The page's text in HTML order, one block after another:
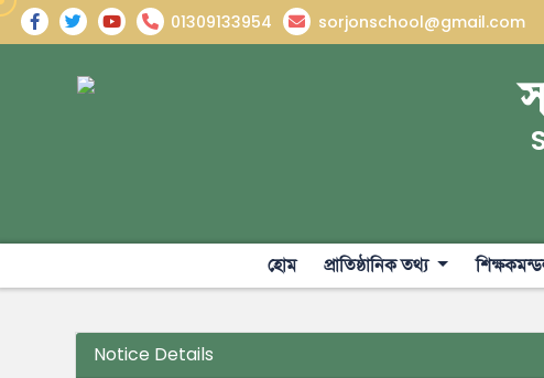
01309133954 sorjonschool@gmail.com
হোম প্রাতিষ্ঠানিক তথ্য
Notice Details